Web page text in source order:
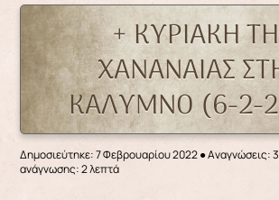
+ ΚΥΡΙΑΚΗ
ΧΑΝΑΝΑΙΑΣ
ΚΑΛΥΜΝΟ (6-2-
Δημοσιεύτηκε: 7 Φεβρουαρίου 2022●Αναγνώσεις:
ανάγνωσης: 2 λεπτά